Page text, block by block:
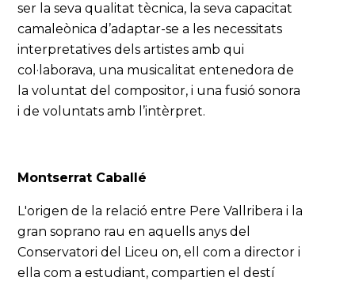
ser la seva qualitat tècnica, la seva capacitat
camaleònica d’adaptar-se a les necessitats
interpretatives dels artistes amb qui
col·laborava, una musicalitat entenedora de
la voluntat del compositor, i una fusió sonora
i de voluntats amb l’intèrpret.
Montserrat Caballé
L'origen de la relació entre Pere Vallribera i la
gran soprano rau en aquells anys del
Conservatori del Liceu on, ell com a director i
ella com a estudiant, compartien el destí